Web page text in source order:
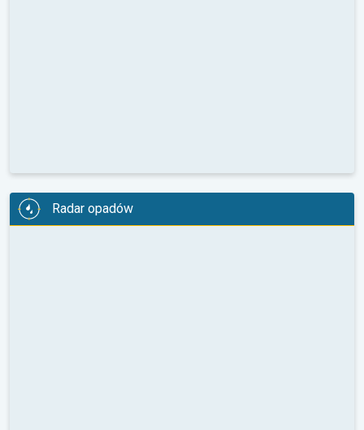
Radar opadów